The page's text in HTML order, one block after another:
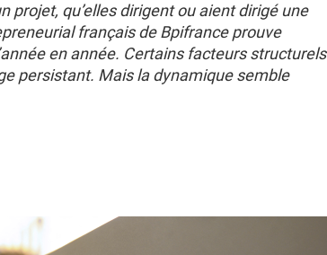
projet, qu’elles dirigent ou aient dirigé une
français de Bpifrance prouve
en année. Certains facteurs structurels
persistant. Mais la dynamique semble